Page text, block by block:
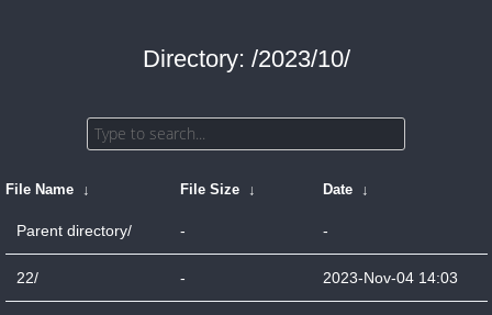
Directory: /2023/10/
File Name ↓ File Size ↓ Date ↓
Parent directory/ - -
22/ - 2023-Nov-04 14:03